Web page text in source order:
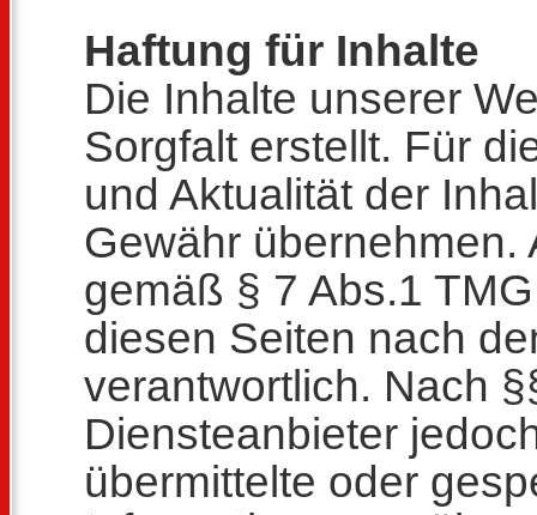
Haftung für Inhalte
Die Inhalte unserer
Sorgfalt erstellt. Für
und Aktualität der
Gewähr übernehmen.
gemäß § 7 Abs.1
diesen Seiten nach
verantwortlich. Nach
Diensteanbieter
übermittelte oder